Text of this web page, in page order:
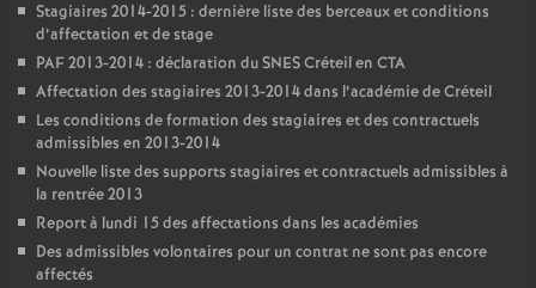
Stagiaires 2014-2015 : dernière liste des berceaux et conditions
d’affectation et de stage
PAF2013-2014 : déclaration duSNESCréteil en CTA
Affectation des stagiaires 2013-2014 dans l’académie de Créteil
Les conditions de formation des stagiaires et des contractuels
admissibles en 2013-2014
Nouvelle liste des supports stagiaires et contractuels admissibles à
la rentrée 2013
Report à lundi 15 des affectations dans les académies
Des admissibles volontaires pour un contrat ne sont pas encore
affectés